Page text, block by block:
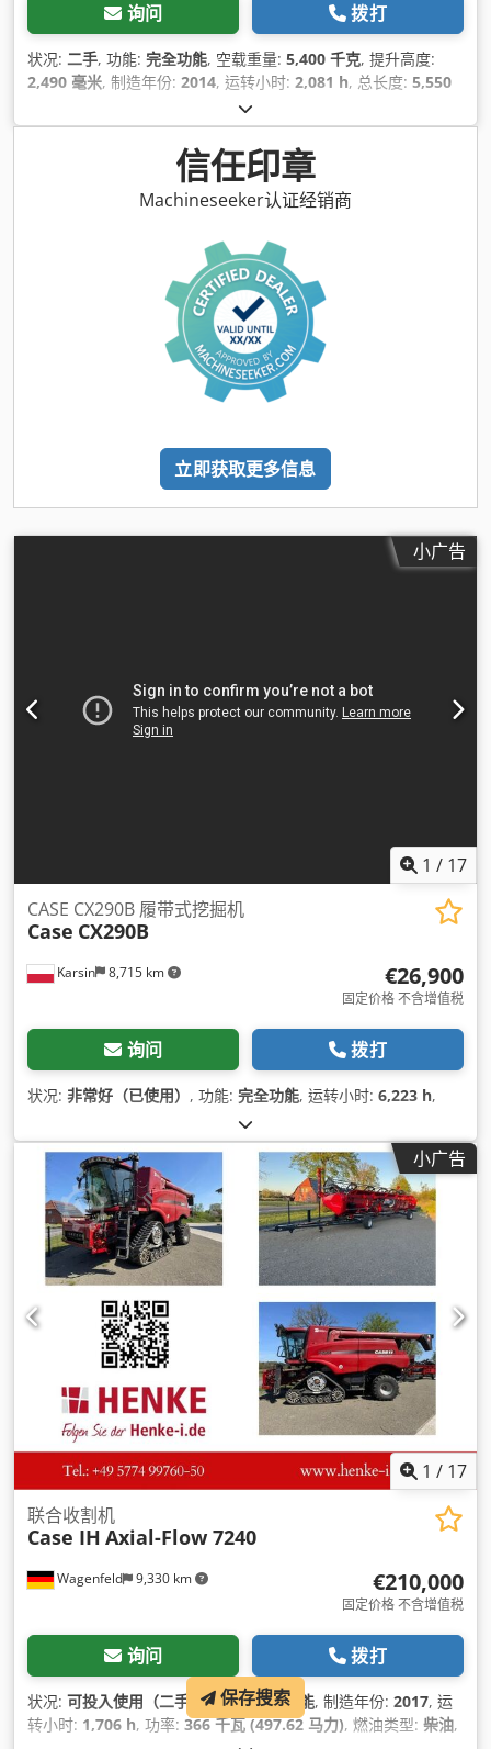
询问 拨打
状况: 二手, 功能: 完全功能, 空载重量: 5,400 千克, 提升高度:
2,490 毫米, 制造年份: 2014, 运转小时: 2,081 h, 总长度: 5,550
, 驱动类型:
1,950 毫米,
信任印章
Machineseeker认证经销商
立即获取更多信息
小广告
1 / 17
Karsin 8,715 km
CASE CX290B 履带式挖掘机
Case CX290B
€26,900
固定价格 不含增值税
询问 拨打
状况: 非常好（已使用） , 功能: 完全功能, 运转小时: 6,223 h,
小广告
1 / 17
Wagenfeld 9,330 km
联合收割机
Case IH Axial-Flow 7240
€210,000
固定价格 不含增值税
询问 拨打
状况: 可投入使用（二手）, 功能:完全功能, 制造年份: 2017, 运
转小时: 1,706 h, 功率: 366 千瓦 (497.62 马力), 燃油类型: 柴油,
保存搜索